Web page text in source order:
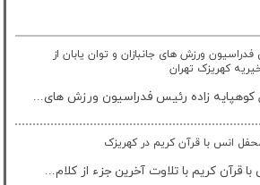
ورزش های جانبازان و توان یابان از
کهریزک تهران
کوهپایه زاده رئیس فدراسیون ورزش های...
انس با قرآن کریم در کهریزک
قرآن کریم با تلاوت آخرین جزء از کلام...